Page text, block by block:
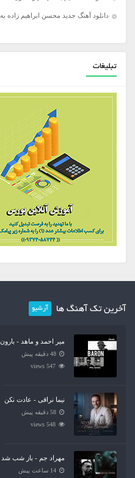
دانلود آهنگ جدید محسن ابراهیم زاده به
تبلیغات
آخرین تک آهنگ ها آرشیو
میر احمد و ماهد - بارون
48 دقیقه پیش
547 views
نیما نراقی - عادت نکن
58 دقیقه پیش
548 views
مهراد جم - باز شب شد
14 ساعت پیش